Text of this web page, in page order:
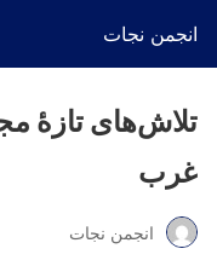
انجمن نجات
تلاش‌های تازۀ
غرب
انجمن نجات